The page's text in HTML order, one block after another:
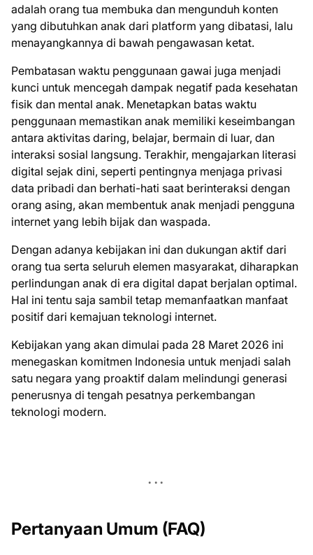
adalah orang tua membuka dan mengunduh konten
yang dibutuhkan anak dari platform yang dibatasi, lalu
menayangkannya di bawah pengawasan ketat.
Pembatasan waktu penggunaan gawai juga menjadi
kunci untuk mencegah dampak negatif pada kesehatan
fisik dan mental anak. Menetapkan batas waktu
penggunaan memastikan anak memiliki keseimbangan
antara aktivitas daring, belajar, bermain di luar, dan
interaksi sosial langsung. Terakhir, mengajarkan literasi
digital sejak dini, seperti pentingnya menjaga privasi
data pribadi dan berhati-hati saat berinteraksi dengan
orang asing, akan membentuk anak menjadi pengguna
internet yang lebih bijak dan waspada.
Dengan adanya kebijakan ini dan dukungan aktif dari
orang tua serta seluruh elemen masyarakat, diharapkan
perlindungan anak di era digital dapat berjalan optimal.
Hal ini tentu saja sambil tetap memanfaatkan manfaat
positif dari kemajuan teknologi internet.
Kebijakan yang akan dimulai pada 28 Maret 2026 ini
menegaskan komitmen Indonesia untuk menjadi salah
satu negara yang proaktif dalam melindungi generasi
penerusnya di tengah pesatnya perkembangan
teknologi modern.
Pertanyaan Umum (FAQ)